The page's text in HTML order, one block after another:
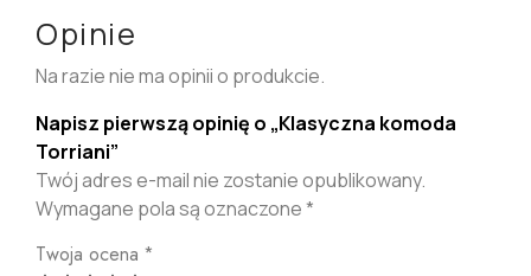
Opinie
Na razie nie ma opinii o produkcie.
Napisz pierwszą opinię o „Klasyczna komoda
Torriani”
Twój adres e-mail nie zostanie opublikowany.
Wymagane pola są oznaczone*
Twoja ocena *